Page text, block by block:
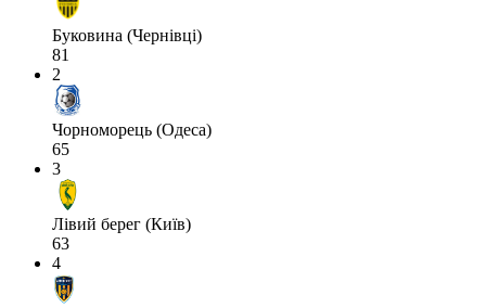
Буковина (Чернівці)
81
2
Чорноморець (Одеса)
65
3
Лівий берег (Київ)
63
4